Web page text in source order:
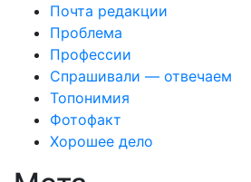
Почта редакции
Проблема
Профессии
Спрашивали — отвечаем
Топонимия
Фотофакт
Хорошее дело